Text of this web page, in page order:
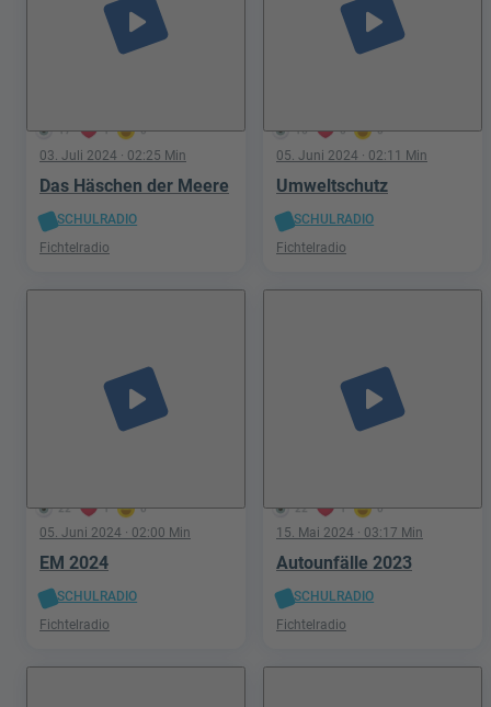
17 1 0
play_arrow
03. Juli 2024 · 02:25 Min
Das Häschen der Meere
SCHULRADIO
Fichtelradio
16 0 0
play_arrow
05. Juni 2024 · 02:11 Min
Umweltschutz
SCHULRADIO
Fichtelradio
22 1 0
play_arrow
05. Juni 2024 · 02:00 Min
EM 2024
SCHULRADIO
Fichtelradio
22 1 0
play_arrow
15. Mai 2024 · 03:17 Min
Autounfälle 2023
SCHULRADIO
Fichtelradio